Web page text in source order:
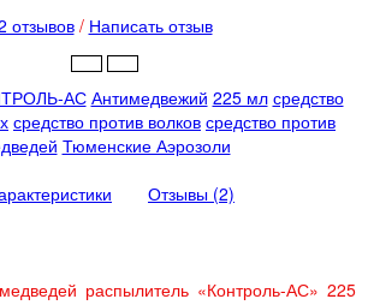
отзывов/ Написать отзыв
АС Антимедвежий 225 мл средство
средство против волков средство против
Тюменские Аэрозоли
Отзывы (2)
распылитель «Контроль-АС» 225